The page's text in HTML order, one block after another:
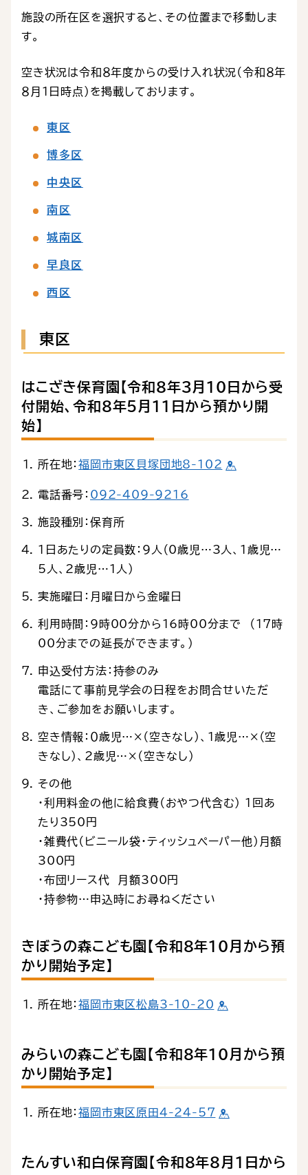
施設の所在区を選択すると、その位置まで移動しま
す。
空き状況は令和８年度からの受け入れ状況（令和８年
８月１日時点）を掲載しております。
東区
博多区
中央区
南区
城南区
早良区
西区
東区
はこざき保育園【令和８年３月10日から受
付開始、令和８年５月11日から預かり開
始】
所在地：福岡市東区貝塚団地8-102
電話番号： 092-409-9216
施設種別：保育所
1日あたりの定員数：9人（0歳児…3人、1歳児…
5人、2歳児…1人）
実施曜日：月曜日から金曜日
利用時間：9時00分から16時00分まで （17時
00分までの延長ができます。）
申込受付方法：持参のみ
電話にて事前見学会の日程をお問合せいただ
き、ご参加をお願いします。
空き情報：０歳児…×（空きなし）、１歳児…×（空
きなし）、2歳児…×（空きなし）
その他
・利用料金の他に給食費（おやつ代含む） 1回あ
たり350円
・雑費代（ビニール袋・ティッシュペーパー他）月額
300円
・布団リース代 月額300円
・持参物…申込時にお尋ねください
きぼうの森こども園【令和８年10月から預
かり開始予定】
所在地：福岡市東区松島3-10-20
みらいの森こども園【令和８年10月から預
かり開始予定】
所在地：福岡市東区原田4-24-57
たんすい和白保育園【令和８年８月１日から